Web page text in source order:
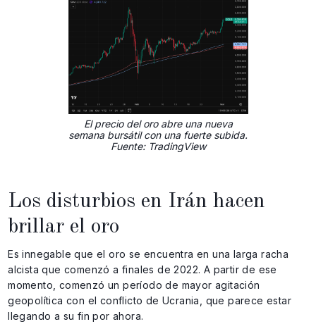
El precio del oro abre una nueva
semana bursátil con una fuerte subida.
Fuente: TradingView
Los disturbios en Irán hacen
brillar el oro
Es innegable que el oro se encuentra en una larga racha
alcista que comenzó a finales de 2022. A partir de ese
momento, comenzó un período de mayor agitación
geopolítica con el conflicto de Ucrania, que parece estar
llegando a su fin por ahora.